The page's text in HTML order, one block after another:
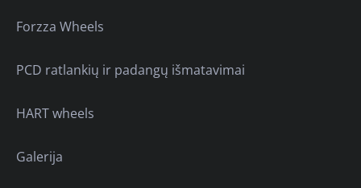
Forzza Wheels
PCD ratlankių ir padangų išmatavimai
HART wheels
Galerija